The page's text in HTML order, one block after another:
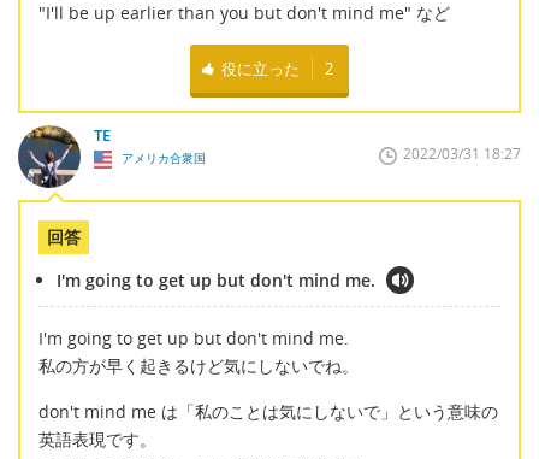
"I'll be up earlier than you but don't mind me" など
役に立った 2
TE
アメリカ合衆国 2022/03/31 18:27
回答
I'm going to get up but don't mind me.
I'm going to get up but don't mind me.
私の方が早く起きるけど気にしないでね。
don't mind me は「私のことは気にしないで」という意味の
英語表現です。